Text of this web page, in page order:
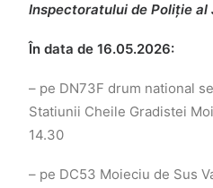
Inspectoratului de Poliție al
În data de 16.05.2026:
– pe DN73F drum national
Statiunii Cheile Gradistei
14.30
– pe DC53 Moieciu de Sus